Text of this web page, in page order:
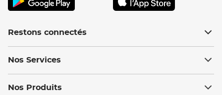
Restons connectés
Nos Services
Nos Produits